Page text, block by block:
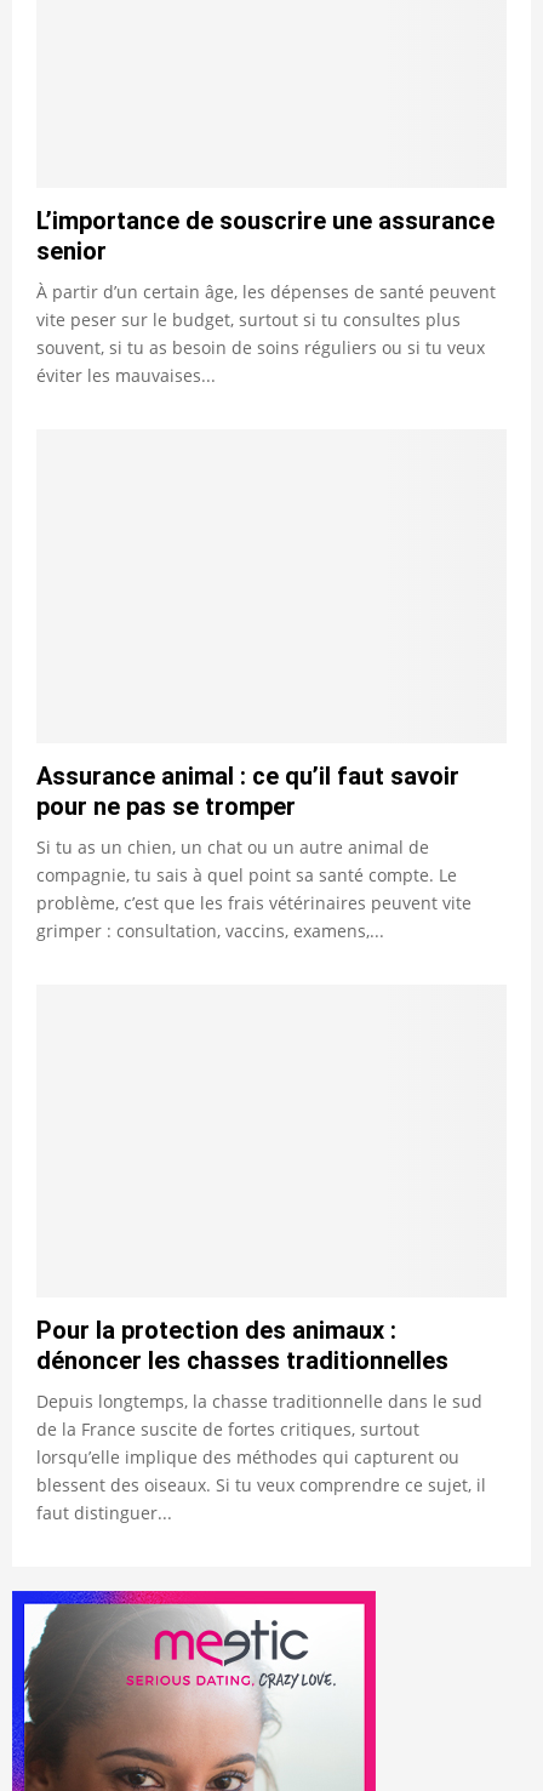
L’importance de souscrire une assurance
senior
À partir d’un certain âge, les dépenses de santé peuvent
vite peser sur le budget, surtout si tu consultes plus
souvent, si tu as besoin de soins réguliers ou si tu veux
éviter les mauvaises...
Assurance animal : ce qu’il faut savoir
pour ne pas se tromper
Si tu as un chien, un chat ou un autre animal de
compagnie, tu sais à quel point sa santé compte. Le
problème, c’est que les frais vétérinaires peuvent vite
grimper : consultation, vaccins, examens,...
Pour la protection des animaux :
dénoncer les chasses traditionnelles
Depuis longtemps, la chasse traditionnelle dans le sud
de la France suscite de fortes critiques, surtout
lorsqu’elle implique des méthodes qui capturent ou
blessent des oiseaux. Si tu veux comprendre ce sujet, il
faut distinguer...